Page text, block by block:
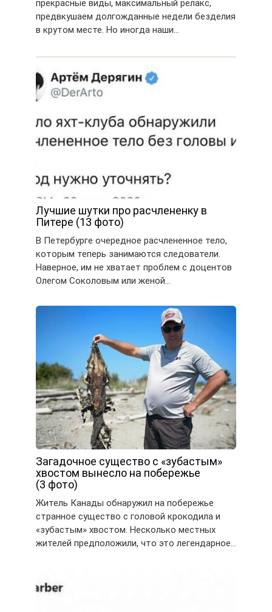
прекрасные виды, максимальный релакс,
предвкушаем долгожданные недели безделия
в крутом месте. Но иногда наши…
Лучшие шутки про расчлененку в
Питере (13 фото)
В Петербурге очередное расчлененное тело,
которым теперь занимаются следователи.
Наверное, им не хватает проблем с доцентов
Олегом Соколовым или женой…
Загадочное существо с «зубастым»
хвостом вынесло на побережье
(3 фото)
Житель Канады обнаружил на побережье
странное существо с головой крокодила и
«зубастым» хвостом. Несколько местных
жителей предположили, что это легендарное…